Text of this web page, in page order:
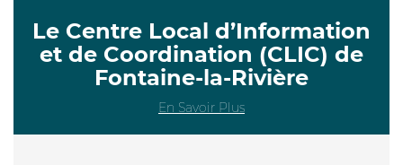
Le Centre Local d’Information
et de Coordination (CLIC) de
Fontaine-la-Rivière
En Savoir Plus